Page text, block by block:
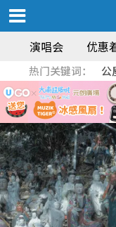
演唱会 优惠
热门关键词： 公